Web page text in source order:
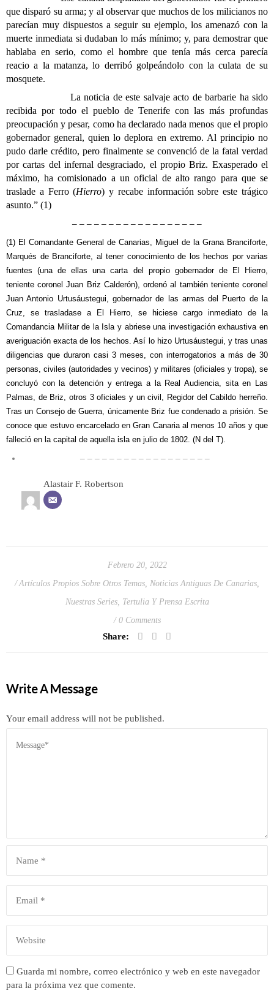
que disparó su arma; y al observar que muchos de los milicianos no
parecían muy dispuestos a seguir su ejemplo, los amenazó con la
muerte inmediata si dudaban lo más mínimo; y, para demostrar que
hablaba en serio, como el hombre que tenía más cerca parecía
reacio a la matanza, lo derribó golpeándolo con la culata de su
mosquete.
La noticia de este salvaje acto de barbarie ha sido
recibida por todo el pueblo de Tenerife con las más profundas
preocupación y pesar, como ha declarado nada menos que el propio
gobernador general, quien lo deplora en extremo. Al principio no
pudo darle crédito, pero finalmente se convenció de la fatal verdad
por cartas del infernal desgraciado, el propio Briz. Exasperado el
máximo, ha comisionado a un oficial de alto rango para que se
traslade a Ferro (Hierro) y recabe información sobre este trágico
asunto.” (1)
– – – – – – – – – – – – – – – – – –
(1) El Comandante General de Canarias, Miguel de la Grana Branciforte,
Marqués de Branciforte, al tener conocimiento de los hechos por varias
fuentes (una de ellas una carta del propio gobernador de El Hierro,
teniente coronel Juan Briz Calderón), ordenó al también teniente coronel
Juan Antonio Urtusáustegui, gobernador de las armas del Puerto de la
Cruz, se trasladase a El Hierro, se hiciese cargo inmediato de la
Comandancia Militar de la Isla y abriese una investigación exhaustiva en
averiguación exacta de los hechos. Así lo hizo Urtusáustegui, y tras unas
diligencias que duraron casi 3 meses, con interrogatorios a más de 30
personas, civiles (autoridades y vecinos) y militares (oficiales y tropa), se
concluyó con la detención y entrega a la Real Audiencia, sita en Las
Palmas, de Briz, otros 3 oficiales y un civil, Regidor del Cabildo herreño.
Tras un Consejo de Guerra, únicamente Briz fue condenado a prisión. Se
conoce que estuvo encarcelado en Gran Canaria al menos 10 años y que
falleció en la capital de aquella isla en julio de 1802. (N del T).
– – – – – – – – – – – – – – – – – –
Alastair F. Robertson
Febrero 20, 2022
Artículos Propios Sobre Otros Temas, Noticias Antiguas De Canarias,
Nuestras Series, Tertulia Y Prensa Escrita
0 Comments
Share:
Write A Message
Your email address will not be published.
Guarda mi nombre, correo electrónico y web en este navegador
para la próxima vez que comente.